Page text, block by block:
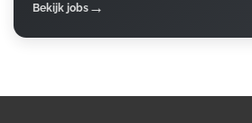
Bekijk jobs